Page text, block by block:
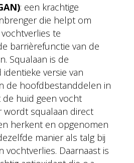
: een krachtige
die helpt om
te
barrièrefunctie van de
Squalaan is de
identieke versie van
de hoofdbestanddelen in
huid geen vocht
wordt squalaan direct
herkent en opgenomen
manier als talg bij
vochtverlies. Daarnaast is